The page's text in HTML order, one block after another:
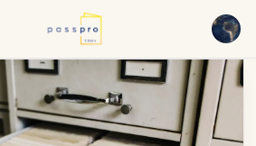
English
AR
FR Français